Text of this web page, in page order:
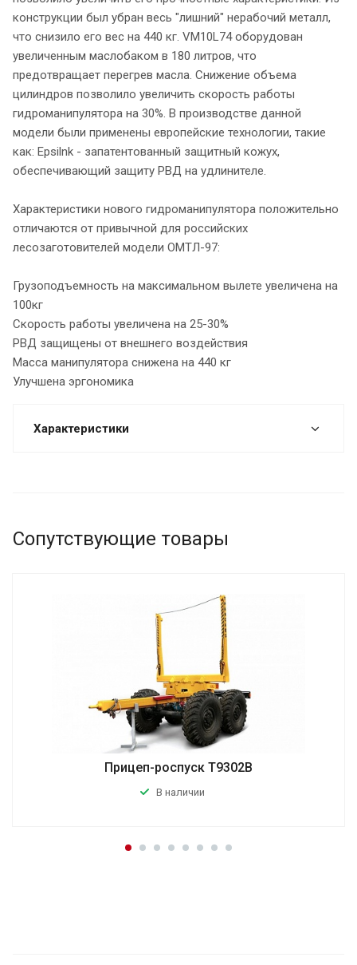
конструкции был убран весь "лишний" нерабочий металл,
что снизило его вес на 440 кг. VM10L74 оборудован
увеличенным маслобаком в 180 литров, что
предотвращает перегрев масла. Снижение объема
цилиндров позволило увеличить скорость работы
гидроманипулятора на 30%. В производстве данной
модели были применены европейские технологии, такие
как: Epsilnk - запатентованный защитный кожух,
обеспечивающий защиту РВД на удлинителе.
Характеристики нового гидроманипулятора положительно
отличаются от привычной для российских
лесозаготовителей модели ОМТЛ-97:
Грузоподъемность на максимальном вылете увеличена на
100кг
Скорость работы увеличена на 25-30%
РВД защищены от внешнего воздействия
Масса манипулятора снижена на 440 кг
Улучшена эргономика
Характеристики
Сопутствующие товары
Прицеп-роспуск Т9302В
В наличии